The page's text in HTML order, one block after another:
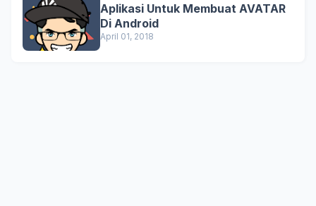
Aplikasi Untuk Membuat AVATAR
Di Android
April 01, 2018